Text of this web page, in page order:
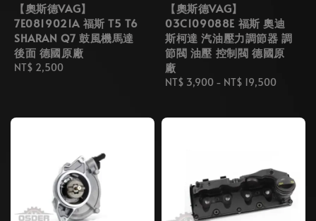
【奧斯德VAG】
7E0819021A 福斯 T5 T6
SHARAN Q7 鼓風機馬達
後面 德國原廠
Regular
NT$ 2,500
【奧斯德VAG】
03C109088E 福斯 奧迪
斯柯達 汽油壓力調節器 調
節閥 油壓 控制閥 德國原
廠
Regular
NT$ 3,900 - NT$ 19,500